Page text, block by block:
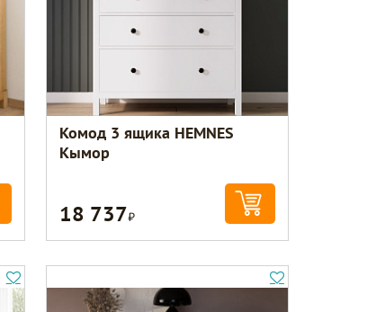
Комод 3 ящика HEMNES
Кымор
18 737Р